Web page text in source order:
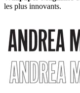
les plus innovants.